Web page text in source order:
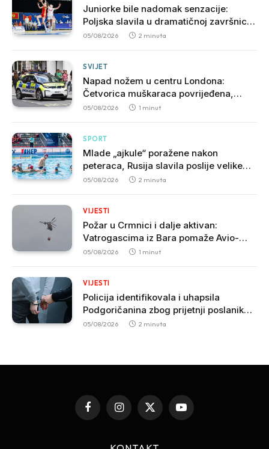
Juniorke bile nadomak senzacije:
Poljska slavila u dramatičnoj završnici,
slijedi borba za opstanak u A diviziji
05/08/2026 2 minuta
SVIJET
Napad nožem u centru Londona:
Četvorica muškaraca povrijeđena,
uhapšena žena
05/08/2026 1 minut
SPORT
Mlade „ajkule“ poražene nakon
peteraca, Rusija slavila poslije velike
borbe
05/08/2026 2 minuta
VIJESTI
Požar u Crmnici i dalje aktivan:
Vatrogascima iz Bara pomaže Avio-
helikopterska jedinica MUP-a
05/08/2026 1 minut
VIJESTI
Policija identifikovala i uhapsila
Podgoričanina zbog prijetnji poslaniku
Nikoli Zirojeviću
05/08/2026 2 minuta
FacebookInstagram
X
YouTube